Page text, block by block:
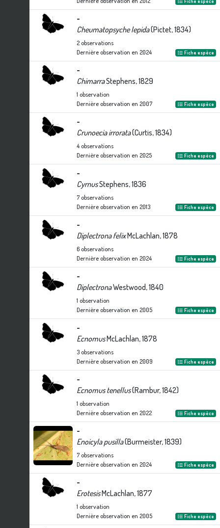
-
Cheumatopsyche lepida(Pictet, 1834)
2observations
Dernière observation en 2024 Fiche espèce
-
ChimarraStephens, 1829
1 observation
Dernière observation en 2007 Fiche espèce
-
Crunoecia irrorata(Curtis, 1834)
4observations
Dernière observation en 2025 Fiche espèce
-
CyrnusStephens, 1836
7observations
Dernière observation en 2013 Fiche espèce
-
Diplectrona felixMcLachlan, 1878
6observations
Dernière observation en 2024 Fiche espèce
-
DiplectronaWestwood, 1840
1 observation
Dernière observation en 2005 Fiche espèce
-
EcnomusMcLachlan, 1878
3observations
Dernière observation en 2009 Fiche espèce
-
Ecnomus tenellus(Rambur, 1842)
1 observation
Dernière observation en 2022 Fiche espèce
-
Enoicyla pusilla(Burmeister, 1839)
7observations
Dernière observation en 2024 Fiche espèce
-
ErotesisMcLachlan, 1877
1 observation
Dernière observation en 2005 Fiche espèce